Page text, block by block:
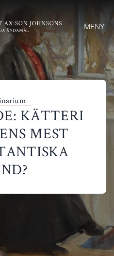
MENY
KÄTTERI
MEST